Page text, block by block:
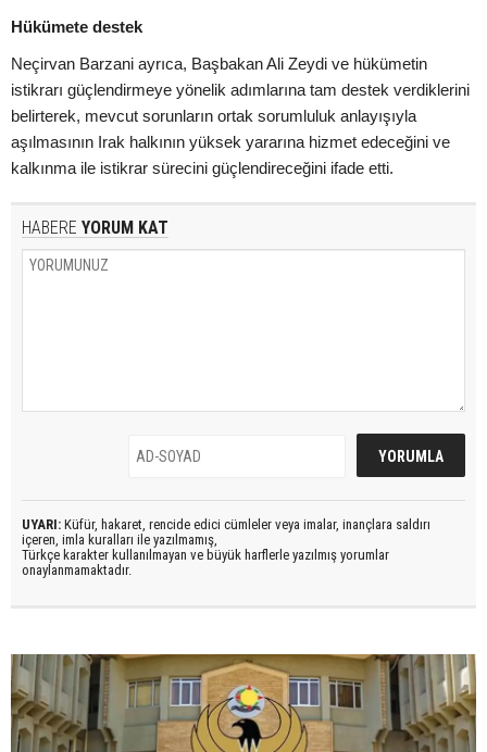
Hükümete destek
Neçirvan Barzani ayrıca, Başbakan Ali Zeydi ve hükümetin
istikrarı güçlendirmeye yönelik adımlarına tam destek verdiklerini
belirterek, mevcut sorunların ortak sorumluluk anlayışıyla
aşılmasının Irak halkının yüksek yararına hizmet edeceğini ve
kalkınma ile istikrar sürecini güçlendireceğini ifade etti.
HABERE YORUM KAT
UYARI: Küfür, hakaret, rencide edici cümleler veya imalar, inançlara saldırı
içeren, imla kuralları ile yazılmamış,
Türkçe karakter kullanılmayan ve büyük harflerle yazılmış yorumlar
onaylanmamaktadır.